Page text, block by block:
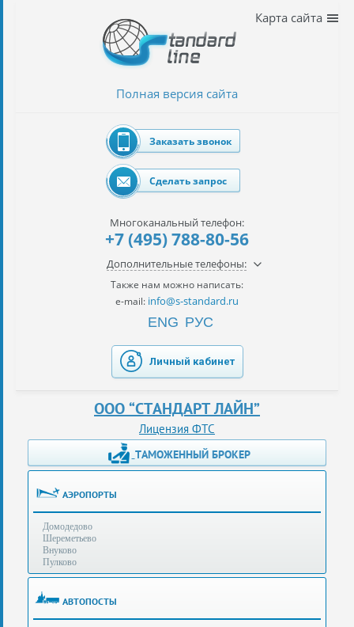
автомобилей
Получение
ЭЦП
за
сутки
услуги
Опыт
оформления
Полная версия сайта
Карта сайта
Заказать звонок
Сделать запрос
Многоканальный телефон:
+7 (495) 788-80-56
Дополнительные телефоны:
Также нам можно написать:
e-mail: info@s-standard.ru
ENG РУС
Личный кабинет
ООО “СТАНДАРТ ЛАЙН”
Лицензия ФТС
ТАМОЖЕННЫЙ БРОКЕР
АЭРОПОРТЫ
Домодедово
Шереметьево
Внуково
Пулково
АВТОПОСТЫ